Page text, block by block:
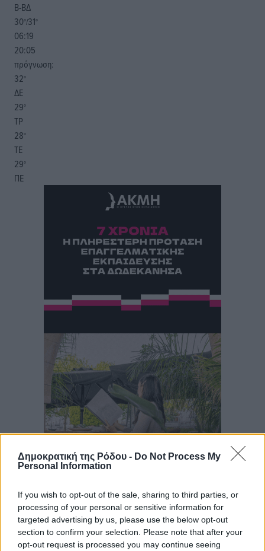
Δημοκρατική της Ρόδου - Do Not Process My
Personal Information
If you wish to opt-out of the sale, sharing to third parties, or
processing of your personal or sensitive information for
targeted advertising by us, please use the below opt-out
section to confirm your selection. Please note that after your
opt-out request is processed you may continue seeing
Β-ΒΔ
30°/31°
06:19
20:05
πρόγνωση:
32°
ΔΕ
29°
ΤΡ
28°
ΤΕ
29°
ΠΕ